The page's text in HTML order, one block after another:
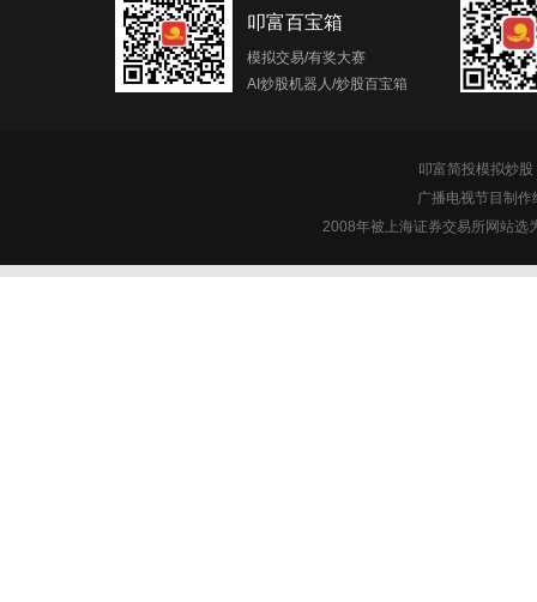
叩富百宝箱
模拟交易/有奖大赛
AI炒股机器人/炒股百宝箱
叩富简投模拟炒
广播电视节目制
2008年被上海证券交易所网站选